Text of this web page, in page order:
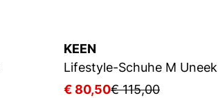
KEEN
Lifestyle-Schuhe M Uneek
€ 80,50€ 115,00